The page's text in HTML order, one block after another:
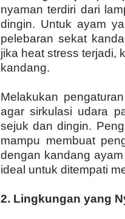
nyaman terdiri dari
dingin. Untuk ayam
pelebaran sekat
jika heat stress terjadi,
kandang.
Melakukan
agar sirkulasi udara
sejuk dan dingin.
mampu membuat
dengan kandang
ideal untuk ditempati
2. Lingkungan yang